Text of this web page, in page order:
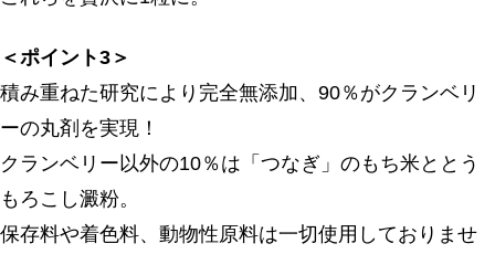
＜ポイント3＞
積み重ねた研究により完全無添加、90％がクランベリ
ーの丸剤を実現！
クランベリー以外の10％は「つなぎ」のもち米ととう
もろこし澱粉。
保存料や着色料、動物性原料は一切使用しておりませ